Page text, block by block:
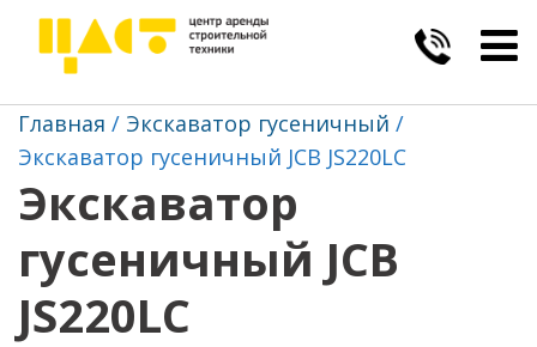
Главная
Экскаватор гусеничный
Экскаватор гусеничный JCB JS220LC
Экскаватор
гусеничный JCB
JS220LC